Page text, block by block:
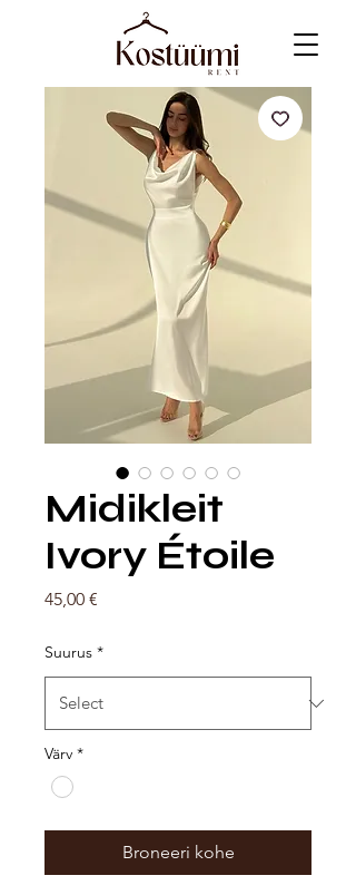
Midikleit
Ivory Étoile
45,00 €
Suurus *
Värv *
Broneeri kohe